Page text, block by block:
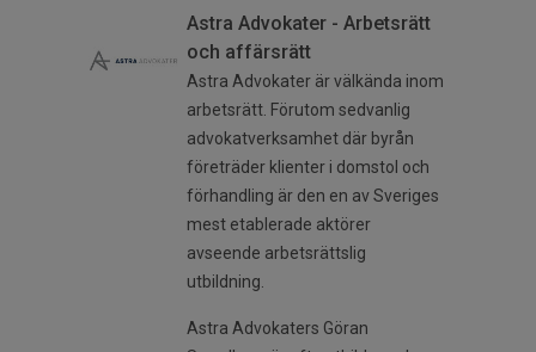
Astra Advokater - Arbetsrätt
och affärsrätt
Astra Advokater är välkända inom
arbetsrätt. Förutom sedvanlig
advokatverksamhet där byrån
företräder klienter i domstol och
förhandling är den en av Sveriges
mest etablerade aktörer
avseende arbetsrättslig
utbildning.
Astra Advokaters Göran